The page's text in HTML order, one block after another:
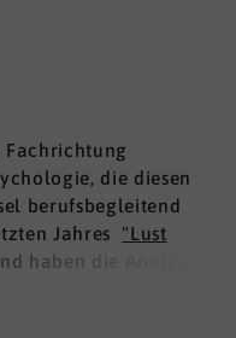
Fachrichtung
die diesen
berufsbegleitend
Jahres "Lust
haben die Analyse